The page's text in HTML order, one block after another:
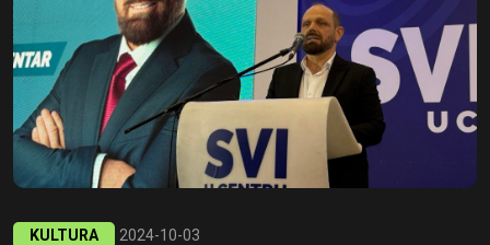
KULTURA 2024-10-03